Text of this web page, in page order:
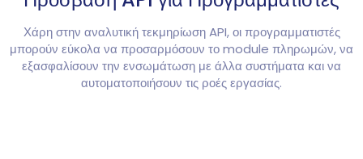
Χάρη στην αναλυτική τεκμηρίωση API, οι προγραμματιστές
μπορούν εύκολα να προσαρμόσουν το module πληρωμών, να
εξασφαλίσουν την ενσωμάτωση με άλλα συστήματα και να
αυτοματοποιήσουν τις ροές εργασίας.